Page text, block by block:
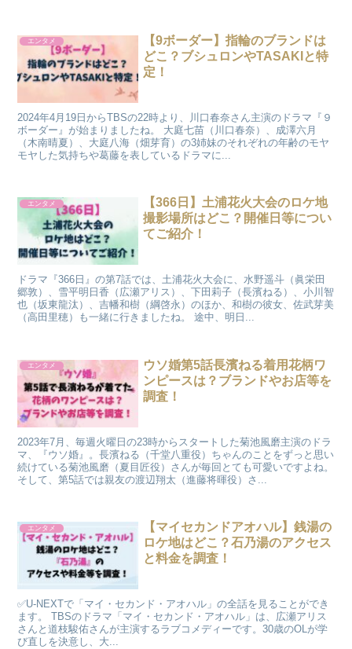
エンタメ
【9ボーダー】指輪のブランドは
どこ？ブシュロンやTASAKIと特
定！
2024年4月19日からTBSの22時より、川口春奈さん主演のドラマ『９
ボーダー』が始まりましたね。 大庭七苗（川口春奈）、成澤六月
（木南晴夏）、大庭八海（畑芽育）の3姉妹のそれぞれの年齢のモヤ
モヤした気持ちや葛藤を表しているドラマに...
エンタメ
【366日】土浦花火大会のロケ地
撮影場所はどこ？開催日等につい
てご紹介！
ドラマ『366日』の第7話では、土浦花火大会に、水野遥斗（眞栄田
郷敦）、雪平明日香（広瀬アリス）、下田莉子（長濱ねる）、小川智
也（坂東龍汰）、吉幡和樹（綱啓永）のほか、和樹の彼女、佐武芽美
（高田里穂）も一緒に行きましたね。 途中、明日...
エンタメ
ウソ婚第5話長濱ねる着用花柄ワ
ンピースは？ブランドやお店等を
調査！
2023年7月、毎週火曜日の23時からスタートした菊池風磨主演のドラ
マ、『ウソ婚』。長濱ねる（千堂八重役）ちゃんのことをずっと思い
続けている菊池風磨（夏目匠役）さんが毎回とても可愛いですよね。
そして、第5話では親友の渡辺翔太（進藤将暉役）さ...
エンタメ
【マイセカンドアオハル】銭湯の
ロケ地はどこ？石乃湯のアクセス
と料金を調査！
✅U-NEXTで「マイ・セカンド・アオハル」の全話を見ることができ
ます。 TBSのドラマ「マイ・セカンド・アオハル」は、広瀬アリス
さんと道枝駿佑さんが主演するラブコメディーです。30歳のOLが学
び直しを決意し、大...